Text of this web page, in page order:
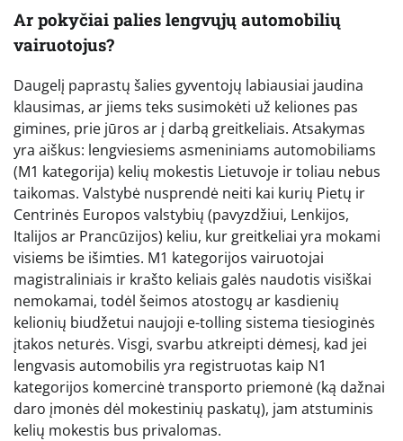
Ar pokyčiai palies lengvųjų automobilių
vairuotojus?
Daugelį paprastų šalies gyventojų labiausiai jaudina
klausimas, ar jiems teks susimokėti už keliones pas
gimines, prie jūros ar į darbą greitkeliais. Atsakymas
yra aiškus: lengviesiems asmeniniams automobiliams
(M1 kategorija) kelių mokestis Lietuvoje ir toliau nebus
taikomas. Valstybė nusprendė neiti kai kurių Pietų ir
Centrinės Europos valstybių (pavyzdžiui, Lenkijos,
Italijos ar Prancūzijos) keliu, kur greitkeliai yra mokami
visiems be išimties. M1 kategorijos vairuotojai
magistraliniais ir krašto keliais galės naudotis visiškai
nemokamai, todėl šeimos atostogų ar kasdienių
kelionių biudžetui naujoji e-tolling sistema tiesioginės
įtakos neturės. Visgi, svarbu atkreipti dėmesį, kad jei
lengvasis automobilis yra registruotas kaip N1
kategorijos komercinė transporto priemonė (ką dažnai
daro įmonės dėl mokestinių paskatų), jam atstuminis
kelių mokestis bus privalomas.